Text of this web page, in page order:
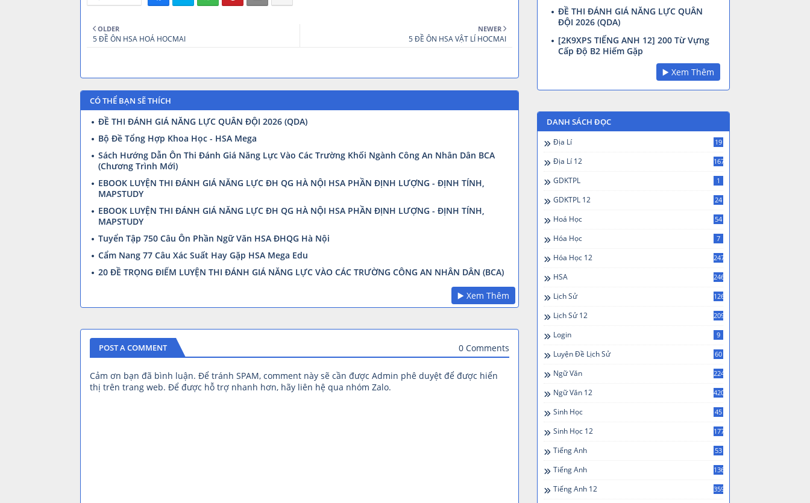
NEWER
5 ĐỀ ÔN HSA VẬT LÍ HOCMAI
OLDER
5 ĐỀ ÔN HSA HOÁ HOCMAI
CÓ THỂ BẠN SẼ THÍCH
ĐỀ THI ĐÁNH GIÁ NĂNG LỰC QUÂN ĐỘI 2026 (QDA)
Bộ Đề Tổng Hợp Khoa Học - HSA Mega
Sách Hướng Dẫn Ôn Thi Đánh Giá Năng Lực Vào Các Trường Khối Ngành Công An Nhân Dân BCA
(Chương Trình Mới)
EBOOK LUYỆN THI ĐÁNH GIÁ NĂNG LỰC ĐH QG HÀ NỘI HSA PHẦN ĐỊNH LƯỢNG - ĐỊNH TÍNH,
MAPSTUDY
EBOOK LUYỆN THI ĐÁNH GIÁ NĂNG LỰC ĐH QG HÀ NỘI HSA PHẦN ĐỊNH LƯỢNG - ĐỊNH TÍNH,
MAPSTUDY
Tuyển Tập 750 Câu Ôn Phần Ngữ Văn HSA ĐHQG Hà Nội
Cẩm Nang 77 Câu Xác Suất Hay Gặp HSA Mega Edu
20 ĐỀ TRỌNG ĐIỂM LUYỆN THI ĐÁNH GIÁ NĂNG LỰC VÀO CÁC TRƯỜNG CÔNG AN NHÂN DÂN (BCA)
▶️ Xem Thêm
POST A COMMENT 0 Comments
Cảm ơn bạn đã bình luận. Để tránh SPAM, comment này sẽ cần được Admin phê duyệt để được hiển
thị trên trang web. Để được hỗ trợ nhanh hơn, hãy liên hệ qua nhóm Zalo.
ĐỀ THI ĐÁNH GIÁ NĂNG LỰC QUÂN
ĐỘI 2026 (QDA)
[2K9XPS TIẾNG ANH 12] 200 Từ Vựng
Cấp Độ B2 Hiếm Gặp
▶️ Xem Thêm
DANH SÁCH ĐỌC
Địa Lí 19
Địa Lí 12 167
GDKTPL 1
GDKTPL 12 24
Hoá Học 54
Hóa Học 7
Hóa Học 12 247
HSA 246
Lịch Sử 126
Lịch Sử 12 209
Login 9
Luyện Đề Lịch Sử 60
Ngữ Văn 224
Ngữ Văn 12 420
Sinh Học 45
Sinh Học 12 177
Tiếng Anh 53
Tiếng Anh 136
Tiếng Anh 12 359